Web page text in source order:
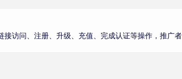
访问、注册、升级、充值、完成认证等操作，推广